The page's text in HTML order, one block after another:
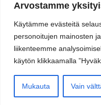
Arvostamme
Käytämme evästeitä
personoitujen mainosten
liikenteemme
käytön klikkaamalla
Mukauta Vain
Recosys Oy ©